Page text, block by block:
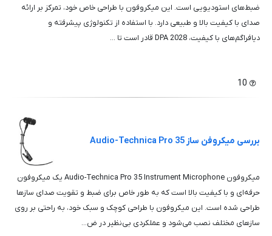
ضبط‌های استودیویی است. این میکروفون با طراحی خاص خود، تمرکز بر ارائه
صدای با کیفیت بالا و طبیعی دارد. با استفاده از تکنولوژی پیشرفته و
دیافراگم‌های با کیفیت، DPA 2028 قادر است تا ...
10
بررسی میکروفن ساز Audio-Technica Pro 35
میکروفون Audio-Technica Pro 35 Instrument Microphone یک میکروفون
حرفه‌ای و با کیفیت بالا است که به طور خاص برای ضبط و تقویت صدای سازها
طراحی شده است. این میکروفون با طراحی کوچک و سبک خود، به راحتی بر روی
سازهای مختلف نصب می‌شود و عملکردی بی‌نظیر در ض...